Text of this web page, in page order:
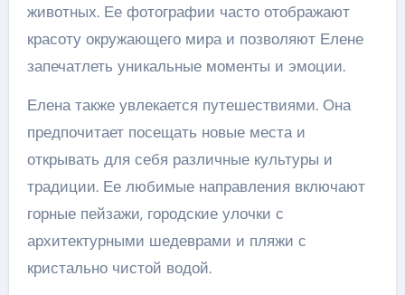
животных. Ее фотографии часто отображают
красоту окружающего мира и позволяют Елене
запечатлеть уникальные моменты и эмоции.
Елена также увлекается путешествиями. Она
предпочитает посещать новые места и
открывать для себя различные культуры и
традиции. Ее любимые направления включают
горные пейзажи, городские улочки с
архитектурными шедеврами и пляжи с
кристально чистой водой.